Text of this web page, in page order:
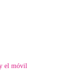
el móvil